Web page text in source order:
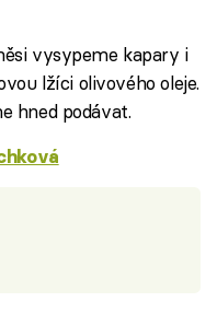
vysypeme kapary i
lžíci olivového oleje.
hned podávat.